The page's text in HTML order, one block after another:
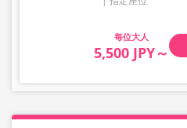
大人
5,500 JPY～